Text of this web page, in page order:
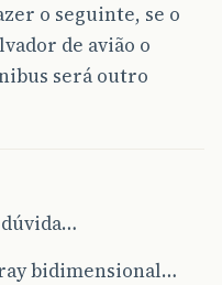
o seguinte, se o
de avião o
será outro
bidimensional…